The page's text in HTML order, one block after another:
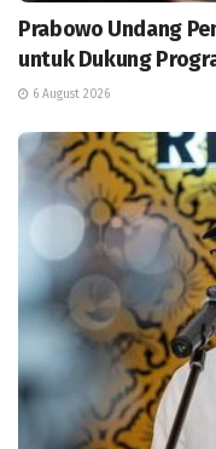
Prabowo Undang
untuk Dukung
6 August 2026